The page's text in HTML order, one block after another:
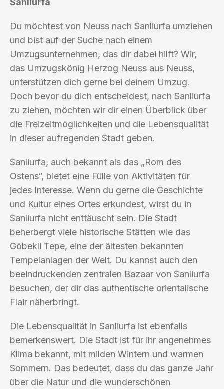
Sanliurfa
Du möchtest von Neuss nach Sanliurfa umziehen
und bist auf der Suche nach einem
Umzugsunternehmen, das dir dabei hilft? Wir,
das Umzugskönig Herzog Neuss aus Neuss,
unterstützen dich gerne bei deinem Umzug.
Doch bevor du dich entscheidest, nach Sanliurfa
zu ziehen, möchten wir dir einen Überblick über
die Freizeitmöglichkeiten und die Lebensqualität
in dieser aufregenden Stadt geben.
Sanliurfa, auch bekannt als das „Rom des
Ostens“, bietet eine Fülle von Aktivitäten für
jedes Interesse. Wenn du gerne die Geschichte
und Kultur eines Ortes erkundest, wirst du in
Sanliurfa nicht enttäuscht sein. Die Stadt
beherbergt viele historische Stätten wie das
Göbekli Tepe, eine der ältesten bekannten
Tempelanlagen der Welt. Du kannst auch den
beeindruckenden zentralen Bazaar von Sanliurfa
besuchen, der dir das authentische orientalische
Flair näherbringt.
Die Lebensqualität in Sanliurfa ist ebenfalls
bemerkenswert. Die Stadt ist für ihr angenehmes
Klima bekannt, mit milden Wintern und warmen
Sommern. Das bedeutet, dass du das ganze Jahr
über die Natur und die wunderschönen